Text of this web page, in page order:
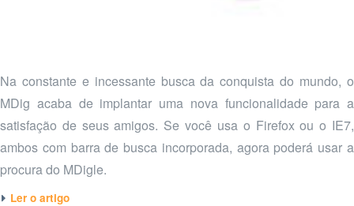
Na constante e incessante busca da conquista do mundo, o
MDig acaba de implantar uma nova funcionalidade para a
satisfação de seus amigos. Se você usa o Firefox ou o IE7,
ambos com barra de busca incorporada, agora poderá usar a
procura do MDigle.
Ler o artigo